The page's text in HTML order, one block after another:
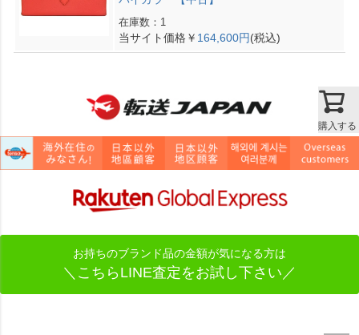
購入する
在庫数：1
当サイト価格￥ 164,600円(税込)
お持ちのブランド品の金額が気になる方は
＼こちらLINE査定をお試し下さい／